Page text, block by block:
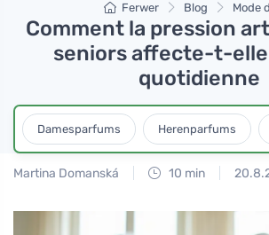
Ferwer Blog Mode
Comment la pression
seniors affecte-t-
quotidienne
Damesparfums Herenparfums
Martina Domanská 10 min